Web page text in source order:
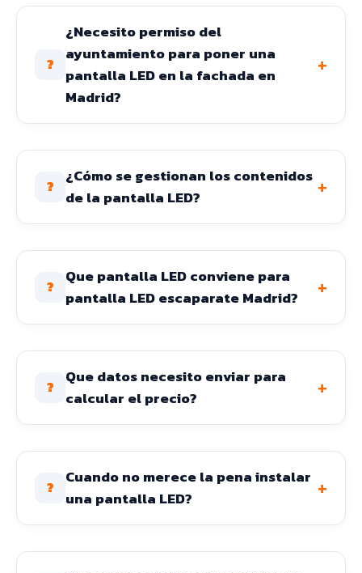
?
¿Necesito permiso del
ayuntamiento para poner una
pantalla LED en la fachada en
Madrid?
+
?
¿Cómo se gestionan los contenidos
de la pantalla LED?
+
?
Que pantalla LED conviene para
pantalla LED escaparate Madrid?
+
?
Que datos necesito enviar para
calcular el precio?
+
?
Cuando no merece la pena instalar
una pantalla LED?
+